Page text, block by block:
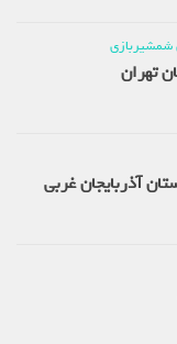
شمشیربازی
تهران
آذربایجان غربی